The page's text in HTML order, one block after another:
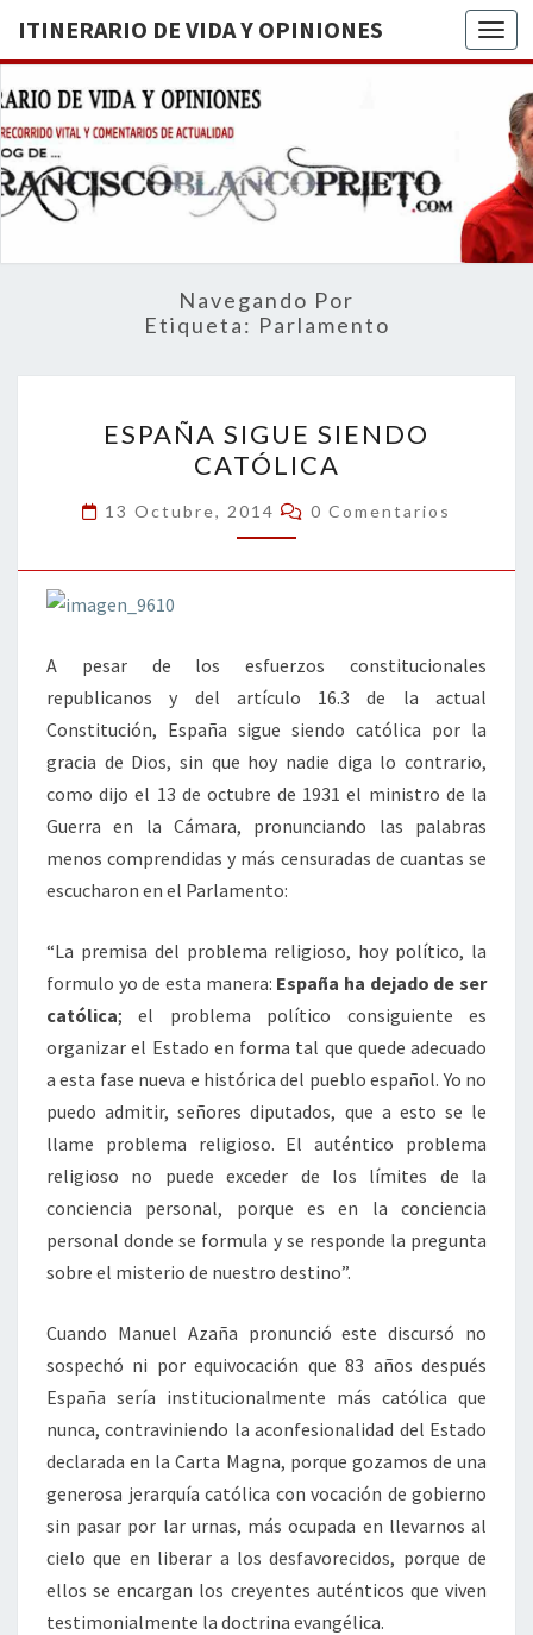
ITINERARIO DE VIDA Y OPINIONES
DE
BREVE
RECORRIDO
VITAL Y
ACTUALIDAD
Navegando Por
Etiqueta: Parlamento
SIGUE
SIENDO
CATÓLICA
ESPAÑA SIGUE SIENDO
CATÓLICA
13 Octubre, 2014 Comentarios
0 Comentarios
A pesar de los esfuerzos constitucionales
republicanos y del artículo 16.3 de la actual
Constitución, España sigue siendo católica por la
gracia de Dios, sin que hoy nadie diga lo contrario,
como dijo el 13 de octubre de 1931 el ministro de la
Guerra en la Cámara, pronunciando las palabras
menos comprendidas y más censuradas de cuantas se
escucharon en el Parlamento:
“La premisa del problema religioso, hoy político, la
formulo yo de esta manera: España ha dejado de ser
católica; el problema político consiguiente es
organizar el Estado en forma tal que quede adecuado
a esta fase nueva e histórica del pueblo español. Yo no
puedo admitir, señores diputados, que a esto se le
llame problema religioso. El auténtico problema
religioso no puede exceder de los límites de la
conciencia personal, porque es en la conciencia
personal donde se formula y se responde la pregunta
sobre el misterio de nuestro destino”.
Cuando Manuel Azaña pronunció este discursó no
sospechó ni por equivocación que 83 años después
España sería institucionalmente más católica que
nunca, contraviniendo la aconfesionalidad del Estado
declarada en la Carta Magna, porque gozamos de una
generosa jerarquía católica con vocación de gobierno
sin pasar por lar urnas, más ocupada en llevarnos al
cielo que en liberar a los desfavorecidos, porque de
ellos se encargan los creyentes auténticos que viven
testimonialmente la doctrina evangélica.